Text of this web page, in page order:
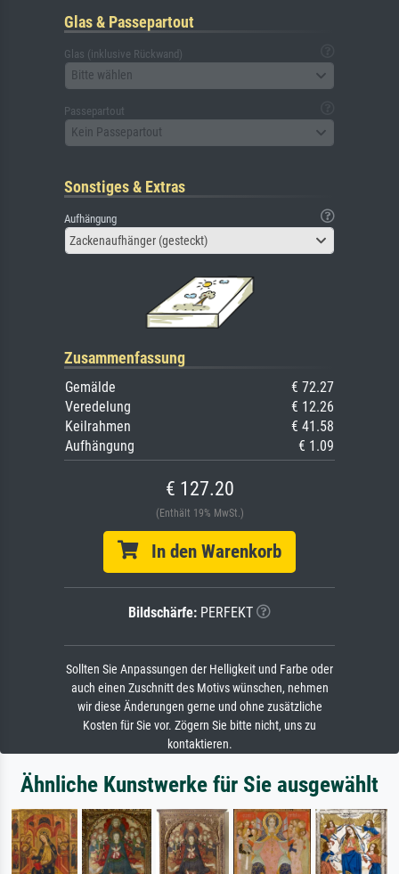
Glas & Passepartout
Glas (inklusive Rückwand)
Bitte wählen
Passepartout
Kein Passepartout
Sonstiges & Extras
Aufhängung
Zackenaufhänger (gesteckt)
Zusammenfassung
Gemälde
€ 72.27
Veredelung
€ 12.26
Keilrahmen
€ 41.58
Aufhängung
€ 1.09
€ 127.20
(Enthält 19% MwSt.)
In den Warenkorb
Bildschärfe: PERFEKT
Sollten Sie Anpassungen der Helligkeit und Farbe oder
auch einen Zuschnitt des Motivs wünschen, nehmen
wir diese Änderungen gerne und ohne zusätzliche
Kosten für Sie vor. Zögern Sie bitte nicht, uns zu
kontaktieren.
Ähnliche Kunstwerke für Sie ausgewählt